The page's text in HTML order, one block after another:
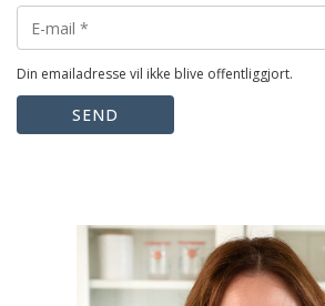
Din emailadresse vil ikke blive offentliggjort.
SEND